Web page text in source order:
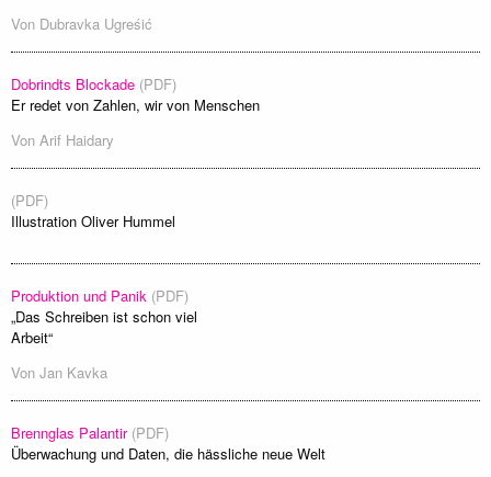
Von Dubravka Ugreśić
Dobrindts Blockade (PDF)
Er redet von Zahlen, wir von Menschen
Von Arif Haidary
(PDF)
Illustration Oliver Hummel
Produktion und Panik (PDF)
„Das Schreiben ist schon viel
Arbeit“
Von Jan Kavka
Brennglas Palantir (PDF)
Überwachung und Daten, die hässliche neue Welt